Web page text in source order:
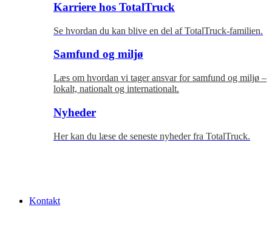
Karriere hos TotalTruck
Se hvordan du kan blive en del af TotalTruck-familien.
Samfund og miljø
Læs om hvordan vi tager ansvar for samfund og miljø –
lokalt, nationalt og internationalt.
Nyheder
Her kan du læse de seneste nyheder fra TotalTruck.
Kontakt